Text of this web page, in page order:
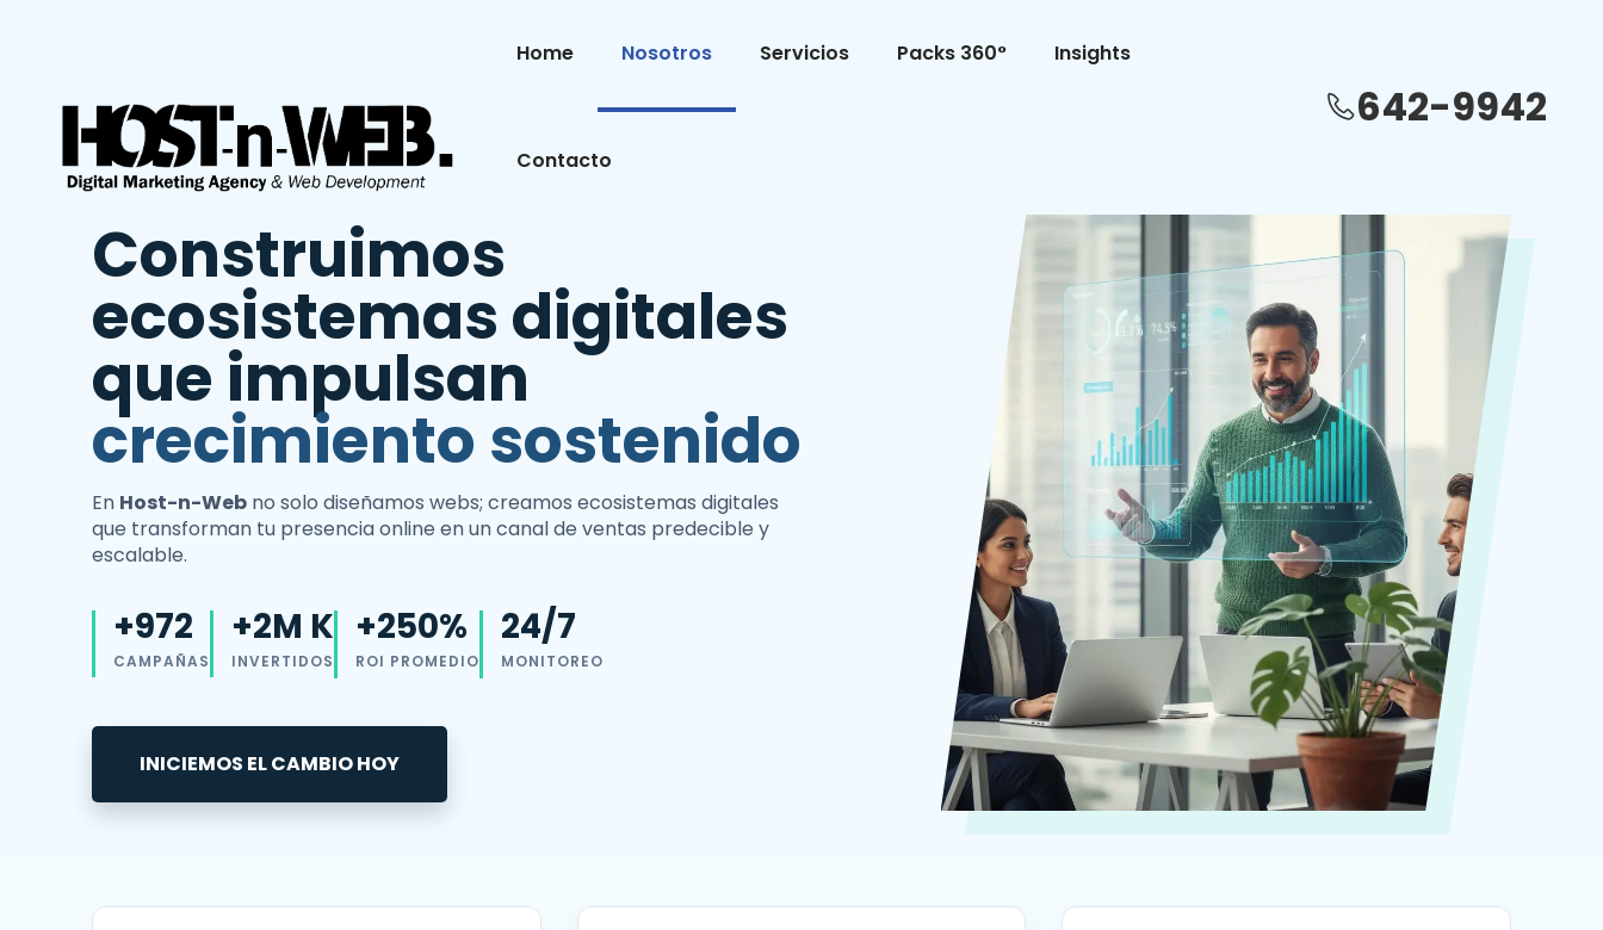
Home Nosotros Servicios Packs 360° Insights
Contacto
642-9942
Construimos
ecosistemas digitales
que impulsan
crecimiento sostenido
En Host-n-Web no solo diseñamos webs; creamos ecosistemas digitales
que transforman tu presencia online en un canal de ventas predecible y
escalable.
+972
CAMPAÑAS
+2M K
INVERTIDOS
+250%
ROI PROMEDIO
24/7
MONITOREO
INICIEMOS EL CAMBIO HOY